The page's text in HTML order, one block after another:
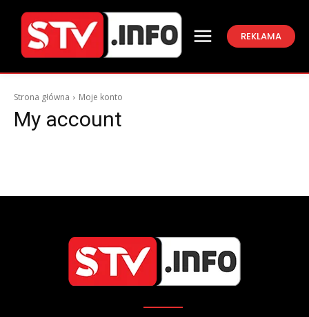
REKLAMA
Strona główna Moje konto
My account